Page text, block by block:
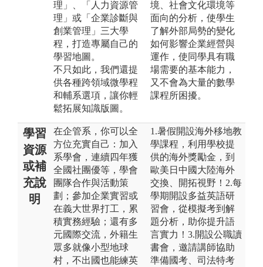
理」、「人力資源管
理」或「企業診斷與
創業管理」三大學
程，打造專屬自己的
學習地圖。
不只如此，我們還提
供各種跨領域微學程
和輔系選項，讓你輕
鬆拓展知識版圖。
境、社會文化環境等
面向的分析，使學生
了解外部局勢的變化
如何影響企業經營與
運作，使同學具有職
場需要的基本能力，
又不會為大量的數學
課程所困擾。
學習
資源
或補
充說
明
在企管系，你可以全
方位充實自己：加入
系學會，連續四年獲
全國社團優等，學會
團隊合作與活動策
劃；參加企業實習或
在義大世界打工，累
積實務經驗；還有多
元國際交流，外籍生
眾多就像小型地球
村，不出國也能練英
1.暑假開設海外移地教
學課程，利用學校提
供的海外獎勵金，到
歐美日中國大陸海外
交換、開拓視野！2.每
學期開設多益英語研
習會，從模擬考到解
題分析，助你提升語
言實力！3.開設公職讀
書會，邀請講師協助
準備國考、司法特考